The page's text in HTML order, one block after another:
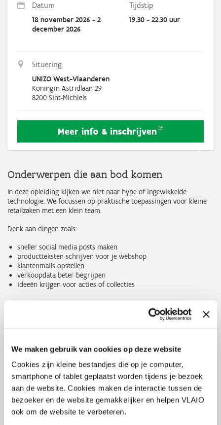
We maken gebruik van cookies op deze website
Cookies zijn kleine bestandjes die op je computer,
smartphone of tablet geplaatst worden tijdens je bezoek
aan de website. Cookies maken de interactie tussen de
bezoeker en de website gemakkelijker en helpen VLAIO
ook om de website te verbeteren.
Datum Tijdstip
18 november 2026 - 2
december 2026
19.30 - 22.30 uur
Situering
UNIZO West-Vlaanderen
Koningin Astridlaan 29
8200 Sint-Michiels
Meer info & inschrijven
Onderwerpen die aan bod komen
In deze opleiding kijken we niet naar hype of ingewikkelde
technologie. We focussen op praktische toepassingen voor kleine
retailzaken met een klein team.
Denk aan dingen zoals:
sneller social media posts maken
productteksten schrijven voor je webshop
klantenmails opstellen
verkoopdata beter begrijpen
ideeën krijgen voor acties of collecties
Je werkt stap voor stap aan een eenvoudig plan: waar begin je, wat
Je vertrekt dus niet met theorie, maar met concrete ideeën die je
meteen kan proberen in je zaak.
Na deze opleiding
weet je waar AI nuttig kan zijn in jouw winkel